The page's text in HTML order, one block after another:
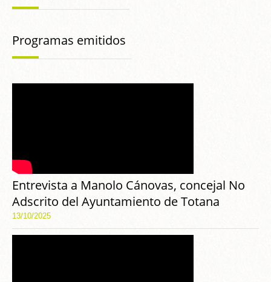
Programas emitidos
Entrevista a Manolo Cánovas, concejal No
Adscrito del Ayuntamiento de Totana
13/10/2025